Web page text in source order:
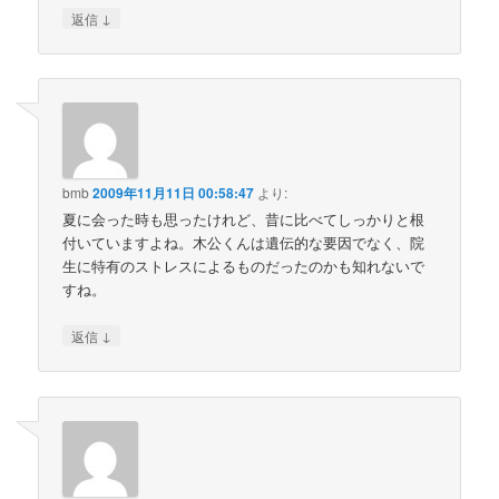
返信 ↓
bmb2009年11月11日 00:58:47 より:
夏に会った時も思ったけれど、昔に比べてしっかりと根
付いていますよね。木公くんは遺伝的な要因でなく、院
生に特有のストレスによるものだったのかも知れないで
すね。
返信 ↓